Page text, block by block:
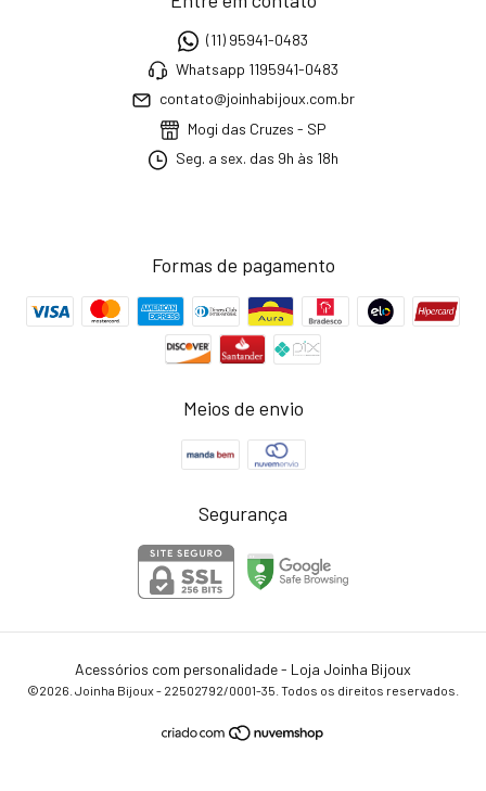
(11) 95941-0483
Whatsapp 1195941-0483
contato@joinhabijoux.com.br
Mogi das Cruzes - SP
Seg. a sex. das 9h às 18h
Formas de pagamento
Meios de envio
Segurança
Acessórios com personalidade - Loja Joinha Bijoux
©2026. Joinha Bijoux - 22502792/0001-35. Todos os direitos reservados.